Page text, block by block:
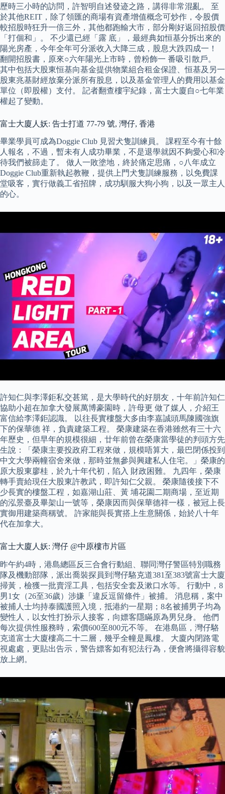
歷時三小時的訪問，許智明自述發迹之路，講得非常混亂。 至
於其他REIT，除了領匯的商場有資產增值概念可炒作，令股價
較招股時狂升一倍三外，其他都跑輸大市，部分剛好返回招股價
「打個和」。 不少還已經「露 底」，最經典如恒基分拆出來的
陽光房產，今年全年可分派收入大降三成，股息大跌四成一！
翻開招股書，原來○六年陽光上市時，曾粉飾一 番吸引散戶。
其中包括大股東恒基向基金提供物業組合租金保證、恒基及另一
股東兆基財經放棄分派所有股息，以及基金管理人的費用以基金
單位（即股權）支付。 記者翻查樓宇紀錄，富士大廈自○七年業
權起了變動。
富士大廈人妖: 告士打道 77-79 號, 灣仔, 香港
畢業學員可成為Doggie Club 見習犬隻訓練員。 課程至今有十餘
人報名，不過，暫未有人成功畢業，不是退學就因不夠愛心和冷
待我們被篩走了。 做人一敗塗地，終於痛定思痛，○八年成立
Doggie Club重新執起教鞭，提供上門犬隻訓練服務，以免費課
堂吸客，實行做義工省招牌，成功馴服大狗小狗，以及一眾主人
的心。
許知仁與李澤鉅私交甚篤，是大學時代的好朋友，十年前許知仁
協助小超在加拿大發展萬博豪園時，許母更 做了媒人，介紹王
富信給李澤鉅認識。 以往長實樓盤大多由李嘉誠頭馬陳國強旗
下的保華德 祥，負責建築工程。 榮康建築在香港雖然有三十六
年歷史，但早年的規模很細，廿年前曾在榮康當學徒的判頭方先
生說：「榮康主要投政府工程來做，規模唔算大，最巴閉係投到
中文大學兩幢宿舍來做，那時並無參與興建私人住宅。」榮康的
原大股東廖桂，於九十年代初，陷入 財政困難。 九四年，榮康
轉手賣給現任大股東許教武，即許知仁父親。 榮康隨後接下不
少長實的樓盤工程，如嘉湖山莊、黃 埔花園二期商場，至近期
的泓景臺及畢架山一號等，榮康因而與保華德祥一樣，被冠上長
實御用建築商稱號。 許家能與長實搭上生意關係，始於八十年
代在加拿大。
富士大廈人妖: 灣仔 @中原樓市片區
昨午約4時，港島總區反三合會行動組、聯同灣仔警區特別職務
隊及機動部隊，派出喬裝探員到灣仔駱克道381至383號富士大廈
掃黃，檢獲一批賣淫工具，包括安全套及漱口水等。 行動中，8
男1女（26至36歲）涉嫌「違反逗留條件」被捕。 消息稱，案中
被捕人士均持泰國護照入境，抵港約一星期；8名被捕男子均為
變性人，以女性打扮示人接客，向嫖客隱瞞原為男兒身。 他們
每次提供性服務時，索價600至800元不等。 在港島區，灣仔駱
克道富士大廈樓高二十二層，幾乎全幢是鳳樓。 大廈內閉路電
視處處，更貼出告示，警告嫖客如有犯法行為，便會將攝得容貌
放上網。